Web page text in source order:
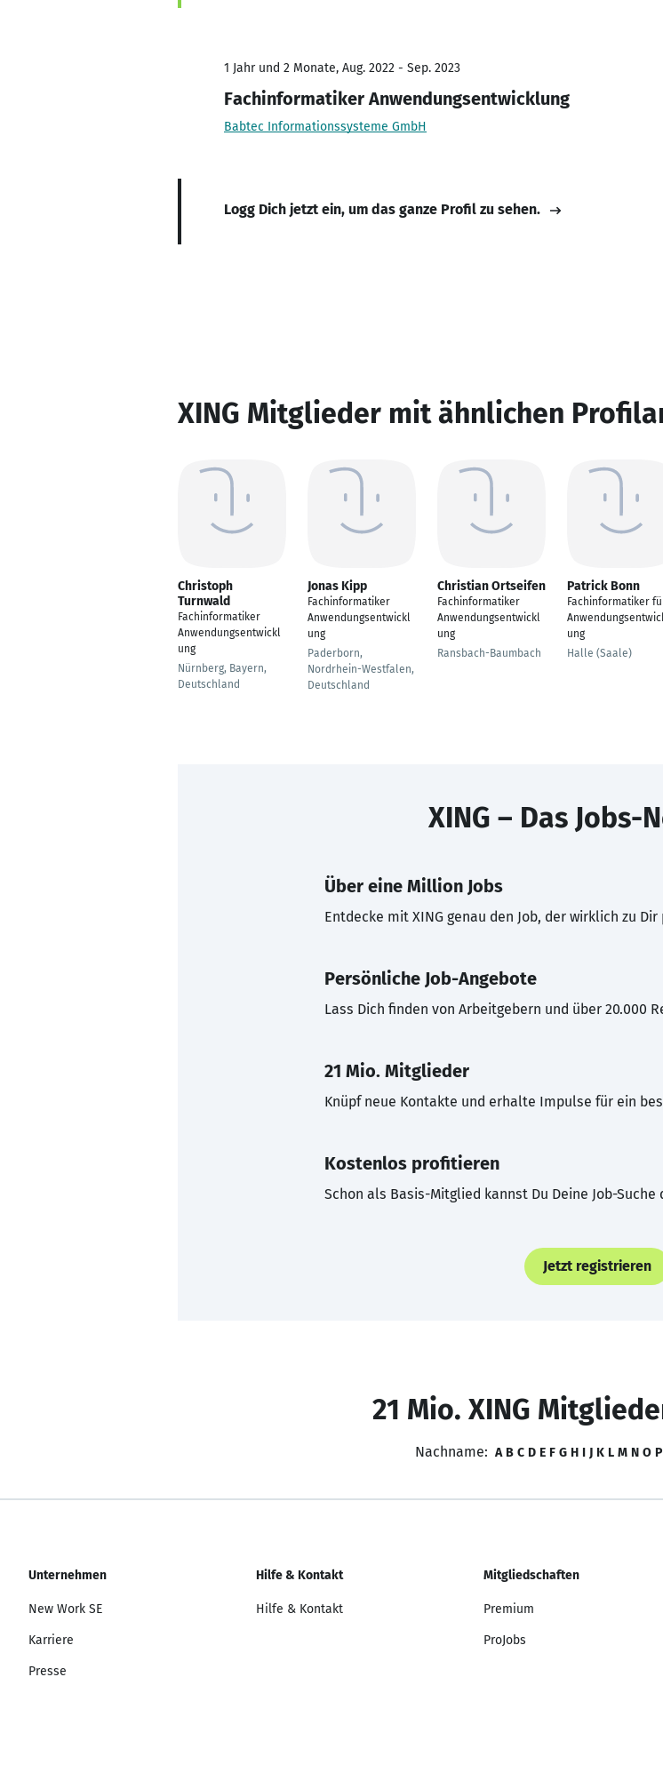
1 Jahr und 2 Monate, Aug. 2022 - Sep. 2023
Fachinformatiker Anwendungsentwicklung
Babtec Informationssysteme GmbH
Logg Dich jetzt ein, um das ganze Profil zu sehen.
XING Mitglieder mit ähnlichen
Christoph
Turnwald
Fachinformatiker
Anwendungsentwickl
ung
Nürnberg, Bayern,
Deutschland
Jonas Kipp
Fachinformatiker
Anwendungsentwickl
ung
Paderborn,
Nordrhein-Westfalen,
Deutschland
Christian Ortseifen
Fachinformatiker
Anwendungsentwickl
ung
Ransbach-Baumbach
Patrick Bonn
Fachinformatiker
ung
Halle (Saale)
XING – Das Jobs-
Über eine Million Jobs
Entdecke mit XING genau den Job, der wirklich zu Dir
Persönliche Job-Angebote
Lass Dich finden von Arbeitgebern und über 20.000
21 Mio. Mitglieder
Knüpf neue Kontakte und erhalte Impulse für ein
Kostenlos profitieren
Schon als Basis-Mitglied kannst Du Deine Job-
Jetzt registrieren
21 Mio. XING
Nachname: A B C D E F G H I J K L M N O P
Unternehmen
New Work SE
Karriere
Presse
Hilfe & Kontakt
Hilfe & Kontakt
Mitgliedschaften
Premium
ProJobs